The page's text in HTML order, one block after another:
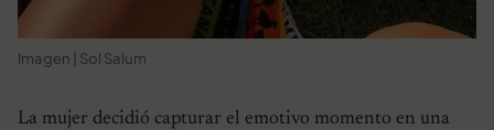
Imagen | Sol Salum
La mujer decidió capturar el emotivo momento en una